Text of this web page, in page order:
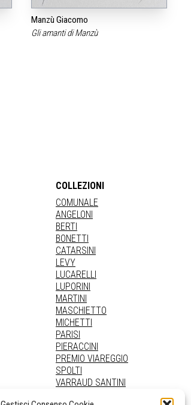
Manzù Giacomo
Gli amanti di Manzù
COLLEZIONI
COMUNALE
ANGELONI
BERTI
BONETTI
CATARSINI
LEVY
LUCARELLI
LUPORINI
MARTINI
MASCHIETTO
MICHETTI
PARISI
PIERACCINI
PREMIO VIAREGGIO
SPOLTI
VARRAUD SANTINI